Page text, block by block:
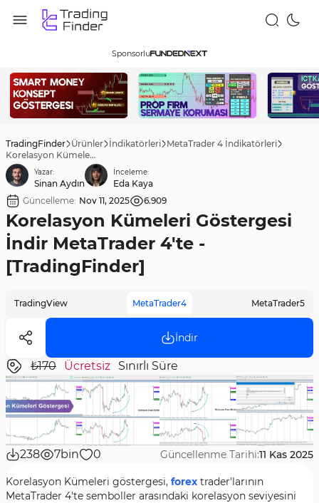
Sponsorlu
TradingFinder Ürünler İndikatörleri MetaTrader 4 İndikatörleri
Korelasyon Kümeleri Göstergesi İndir MetaTrader 4'te - [TradingFinder]
Yazar:
Sinan Aydın
İnceleme:
Eda Kaya
Güncelleme: Nov 11, 2025 6.909
Korelasyon Kümeleri Göstergesi
İndir MetaTrader 4'te -
[TradingFinder]
TradingView MetaTrader4 MetaTrader5
İndir
₺170 Ücretsiz Sınırlı Süre
238 7bin 0 Güncellenme Tarihi:11 Kas 2025
Korelasyon Kümeleri göstergesi, forex trader'larının
MetaTrader 4'te semboller arasındaki korelasyon seviyesini